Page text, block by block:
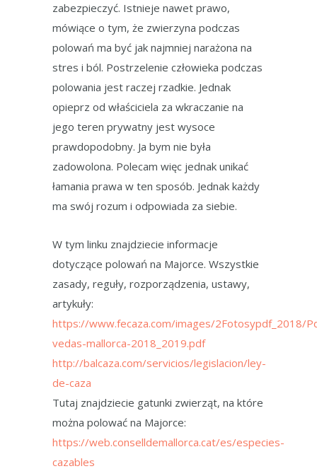
zabezpieczyć. Istnieje nawet prawo,
mówiące o tym, że zwierzyna podczas
polowań ma być jak najmniej narażona na
stres i ból. Postrzelenie człowieka podczas
polowania jest raczej rzadkie. Jednak
opieprz od właściciela za wkraczanie na
jego teren prywatny jest wysoce
prawdopodobny. Ja bym nie była
zadowolona. Polecam więc jednak unikać
łamania prawa w ten sposób. Jednak każdy
ma swój rozum i odpowiada za siebie.
W tym linku znajdziecie informacje
dotyczące polowań na Majorce. Wszystkie
zasady, reguły, rozporządzenia, ustawy,
artykuły:
https://www.fecaza.com/images/2Fotosypdf_2018/
vedas-mallorca-2018_2019.pdf
http://balcaza.com/servicios/legislacion/ley-
de-caza
Tutaj znajdziecie gatunki zwierząt, na które
można polować na Majorce:
https://web.conselldemallorca.cat/es/especies-
cazables